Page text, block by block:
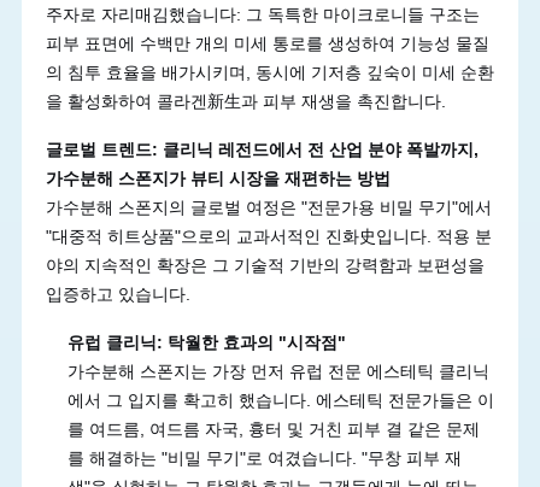
주자로 자리매김했습니다: 그 독특한 마이크로니들 구조는
피부 표면에 수백만 개의 미세 통로를 생성하여 기능성 물질
의 침투 효율을 배가시키며, 동시에 기저층 깊숙이 미세 순환
을 활성화하여 콜라겐新生과 피부 재생을 촉진합니다.
글로벌 트렌드: 클리닉 레전드에서 전 산업 분야 폭발까지,
가수분해 스폰지가 뷰티 시장을 재편하는 방법
가수분해 스폰지의 글로벌 여정은 "전문가용 비밀 무기"에서
"대중적 히트상품"으로의 교과서적인 진화史입니다. 적용 분
야의 지속적인 확장은 그 기술적 기반의 강력함과 보편성을
입증하고 있습니다.
유럽 클리닉: 탁월한 효과의 "시작점"
가수분해 스폰지는 가장 먼저 유럽 전문 에스테틱 클리닉
에서 그 입지를 확고히 했습니다. 에스테틱 전문가들은 이
를 여드름, 여드름 자국, 흉터 및 거친 피부 결 같은 문제
를 해결하는 "비밀 무기"로 여겼습니다. "무창 피부 재